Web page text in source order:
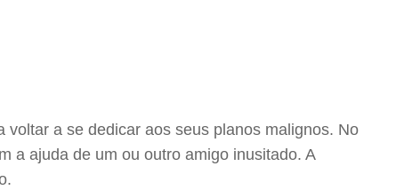
a se dedicar aos seus planos malignos. No
a ajuda de um ou outro amigo inusitado. A